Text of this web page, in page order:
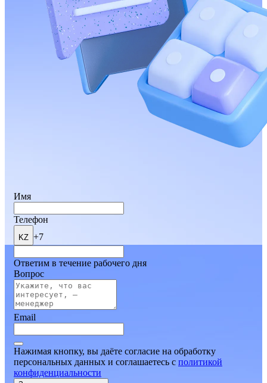
Имя
Телефон
KZ +7
Ответим в течение рабочего дня
Вопрос
Email
Нажимая кнопку, вы даёте согласие на обработку
персональных данных и соглашаетесь c политикой
конфиденциальности